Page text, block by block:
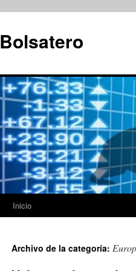
contenido
Bolsatero
Inicio
Archivo de la categoría: